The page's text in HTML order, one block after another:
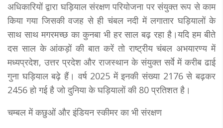
अधिकारियों द्वारा घड़ियाल संरक्षण परियोजना पर संयुक्त रूप से काम
किया गया जिसकी वजह से ही चंबल नदी में लगातार घड़ियालों के
साथ साथ मगरमच्छ का कुनबा भी हर साल बढ़ रहा है।यदि हम बीते
दस साल के आंकड़ों की बात करें तो राष्ट्रीय चंबल अभयारण्य में
मध्यप्रदेश, उत्तर प्रदेश और राजस्थान के संयुक्त सर्वे में करीब ढाई
गुना घड़ियाल बढ़े हैं। वर्ष 2025 में इनकी संख्या 2176 से बढ़कर
2456 हो गई है जो दुनिया के घड़ियालों की 80 प्रतिशत है।
चम्बल में कछुओं और इंडियन स्कीमर का भी संरक्षण